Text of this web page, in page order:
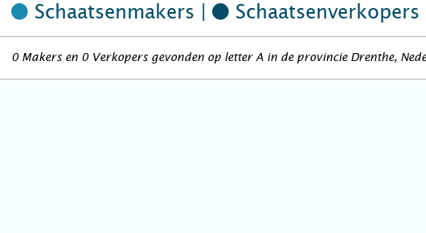
Schaatsenmakers | Schaatsenverkopers
0 Makers en 0 Verkopers gevonden op letter A in de provincie Drenthe,